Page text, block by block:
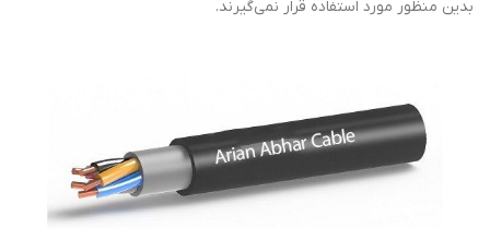
بدین منظور مورد استفاده قرار نمی‌گیرند.